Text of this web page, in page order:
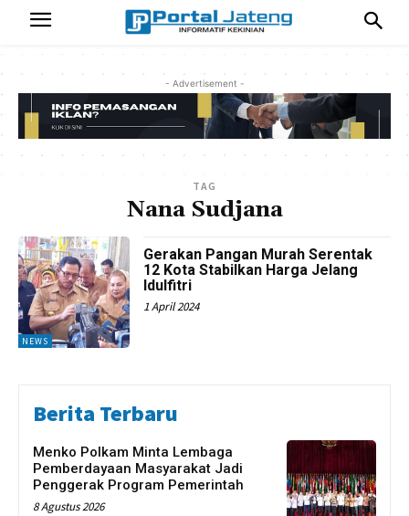
- Advertisement -
TAG
Nana Sudjana
NEWS
Gerakan Pangan Murah Serentak
12 Kota Stabilkan Harga Jelang
Idulfitri
1 April 2024
Berita Terbaru
Menko Polkam Minta Lembaga
Pemberdayaan Masyarakat Jadi
Penggerak Program Pemerintah
8 Agustus 2026